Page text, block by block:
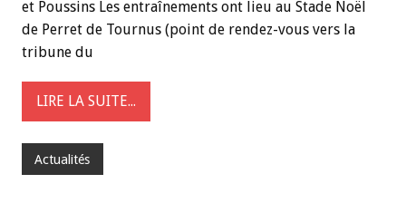
et Poussins Les entraînements ont lieu au Stade Noël
de Perret de Tournus (point de rendez-vous vers la
tribune du
LIRE LA SUITE...
Actualités